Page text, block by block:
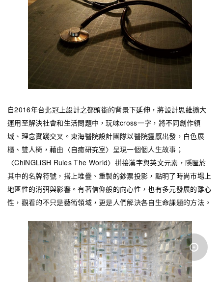
自2016年台北冠上設計之都頭銜的背景下延伸，將設計思維擴大
運用至解決社會和生活問題中，玩味cross一字，將不同創作領
域、理念實踐交叉。東海醫院設計團隊以醫院靈感出發，白色展
櫃、雙人椅，藉由〈自癒研究室〉呈現一個個人生故事；
〈ChiNGLiSH Rules The World〉拼接漢字與英文元素，隱匿於
其中的名牌符號，搭上堆疊、重製的鈔票投影，點明了時尚市場上
地區性的消弭與影響。有著信仰般的向心性，也有多元發展的離心
性，觀看的不只是藝術領域，更是人們解決各自生命課題的方法。